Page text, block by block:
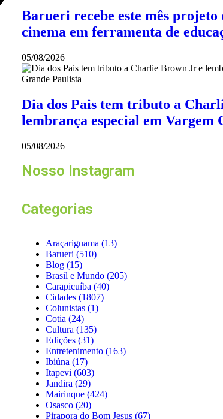
Barueri recebe este mês
cinema em ferramenta de
05/08/2026
Dia dos Pais tem tributo a
lembrança especial em Vargem
05/08/2026
Nosso Instagram
Categorias
Araçariguama (13)
Barueri (510)
Blog (15)
Brasil e Mundo (205)
Carapicuíba (40)
Cidades (1807)
Colunistas (1)
Cotia (24)
Cultura (135)
Edições (31)
Entretenimento (163)
Ibiúna (17)
Itapevi (603)
Jandira (29)
Mairinque (424)
Osasco (20)
Pirapora do Bom Jesus (67)